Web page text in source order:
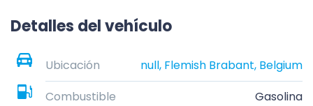
Detalles del vehículo
Ubicación
null, Flemish Brabant, Belgium
Combustible
Gasolina